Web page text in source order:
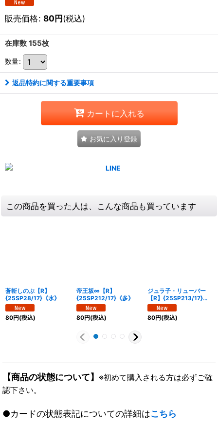
販売価格: 80円(税込)
在庫数 155枚
数量:
返品特約に関する重要事項
カートに入れる
お気に入り登録
この商品を買った人は、こんな商品も買っています
蒼斬しのぶ【R】
{25SP28/17}《水》
80円(税込)
帝王坂∞【R】
{25SP212/17}《多》
80円(税込)
ジュラ子・リューバー
【R】{25SP213/17}
《多》
80円(税込)
【商品の状態について】 ※初めて購入される方は必ずご確
認下さい。
●カードの状態表記についての詳細はこちら